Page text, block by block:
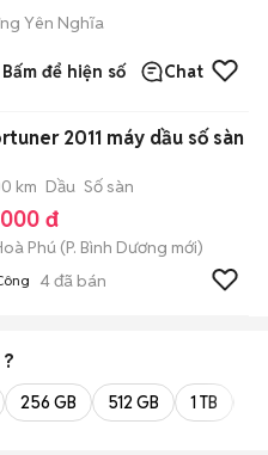
Yên Nghĩa
Bấm để hiện số Chat
2011 máy dầu số sàn
km Dầu Số sàn
đ
Phú (P. Bình Dương mới)
4đã bán
256 GB 512 GB 1 TB